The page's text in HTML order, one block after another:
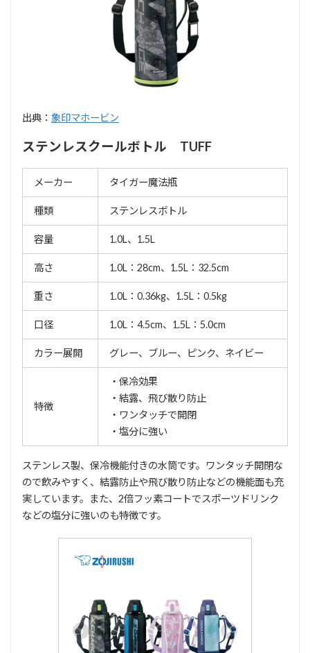
出典： 象印マホービン
ステンレスクールボトル TUFF
メーカー タイガー魔法瓶
種類 ステンレスボトル
容量 1.0L、1.5L
高さ 1.0L：28cm、1.5L：32.5cm
重さ 1.0L：0.36kg、1.5L：0.5kg
口径 1.0L：4.5cm、1.5L：5.0cm
カラー展開 グレー、ブルー、ピンク、ネイビー
特徴
・保冷効果
・結露、飛び散り防止
・ワンタッチで開閉
・塩分に強い
ステンレス製、保冷機能付きの水筒です。ワンタッチ開閉な
ので飲みやすく、結露防止や飛び散り防止などの機能面も充
実しています。また、2倍フッ素コートでスポーツドリンク
などの塩分に強いのも特徴です。